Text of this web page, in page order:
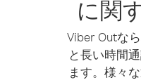
に関
Viber Outな
と長い時間
ます。様々